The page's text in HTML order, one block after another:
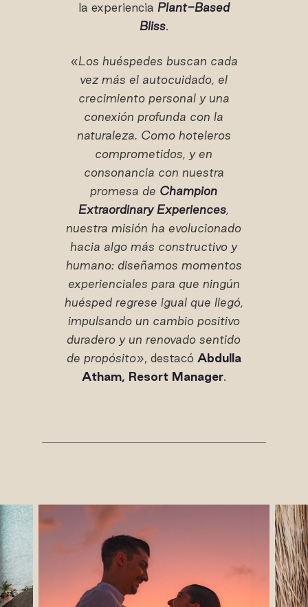
la experiencia Plant-Based
Bliss.
«Los huéspedes buscan cada
vez más el autocuidado, el
crecimiento personal y una
conexión profunda con la
naturaleza. Como hoteleros
comprometidos, y en
consonancia con nuestra
promesa de Champion
Extraordinary Experiences,
nuestra misión ha evolucionado
hacia algo más constructivo y
humano: diseñamos momentos
experienciales para que ningún
huésped regrese igual que llegó,
impulsando un cambio positivo
duradero y un renovado sentido
de propósito», destacó Abdulla
Atham, Resort Manager.